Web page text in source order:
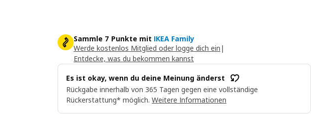
Sammle 7 Punkte mit IKEA Family
Werde kostenlos Mitglied oder logge dich ein |
Entdecke, was du bekommen kannst
Es ist okay, wenn du deine Meinung änderst
Rückgabe innerhalb von 365 Tagen gegen eine vollständige
Rückerstattung* möglich. Weitere Informationen